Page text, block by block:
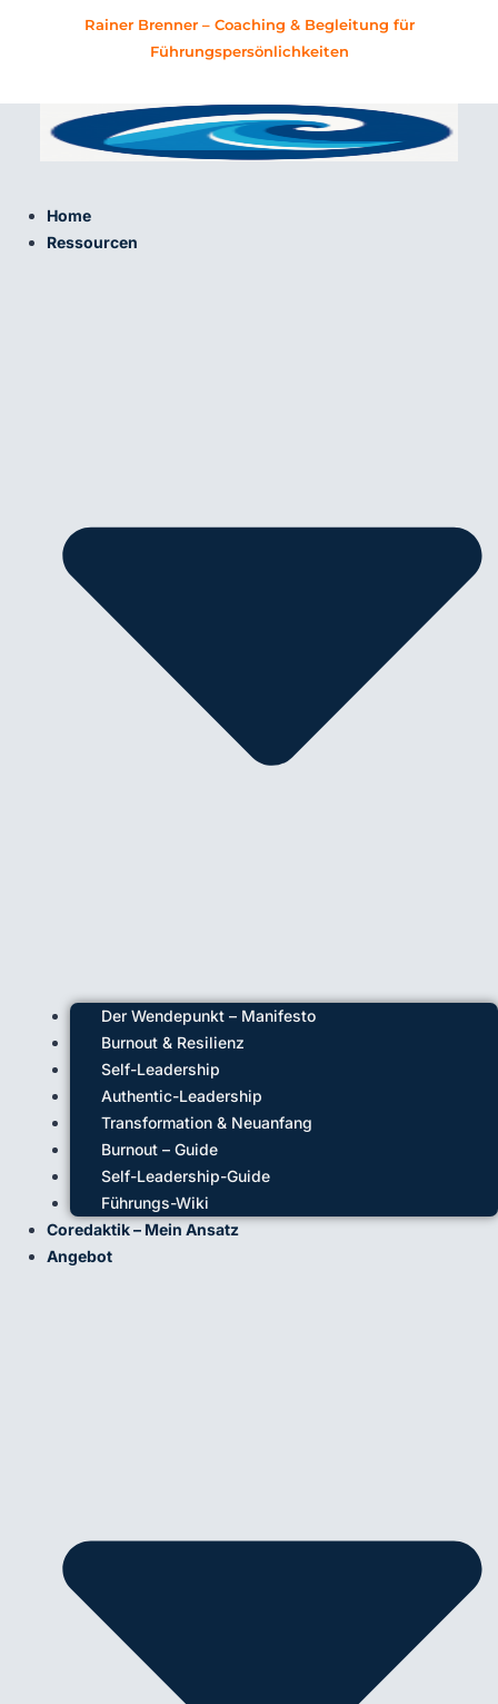
Rainer Brenner – Coaching & Begleitung für
Führungspersönlichkeiten
Home
Ressourcen
Der Wendepunkt – Manifesto
Burnout & Resilienz
Self-Leadership
Authentic-Leadership
Transformation & Neuanfang
Burnout – Guide
Self-Leadership-Guide
Führungs-Wiki
Coredaktik – Mein Ansatz
Angebot